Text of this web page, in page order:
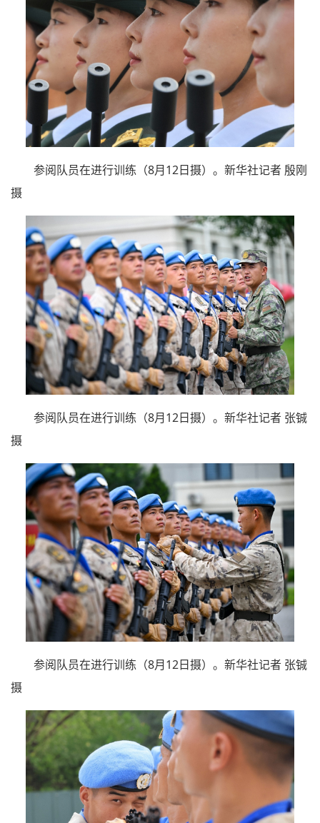
参阅队员在进行训练（8月12日摄）。新华社记者 殷刚
摄
参阅队员在进行训练（8月12日摄）。新华社记者 张铖
摄
参阅队员在进行训练（8月12日摄）。新华社记者 张铖
摄